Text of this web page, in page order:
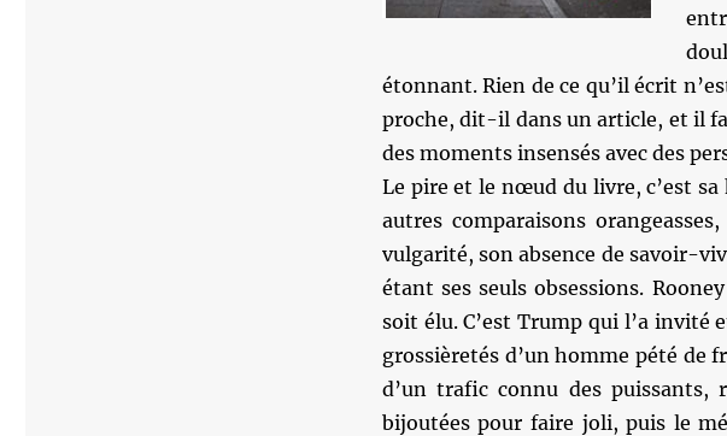
étonnant. Rien de ce qu’il écrit
proche, dit-il dans un article, et il
des moments insensés avec des
Le pire et le nœud du livre, c’est
autres comparaisons
vulgarité, son absence de savoir-
étant ses seuls obsessions.
soit élu. C’est Trump qui l’a invité
grossièretés d’un homme pété de
d’un trafic connu des puissants,
bijoutées pour faire joli, puis le